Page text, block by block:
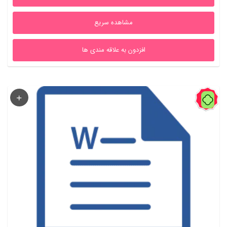
مشاهده سریع
افزدون به علاقه مندی ها
29%